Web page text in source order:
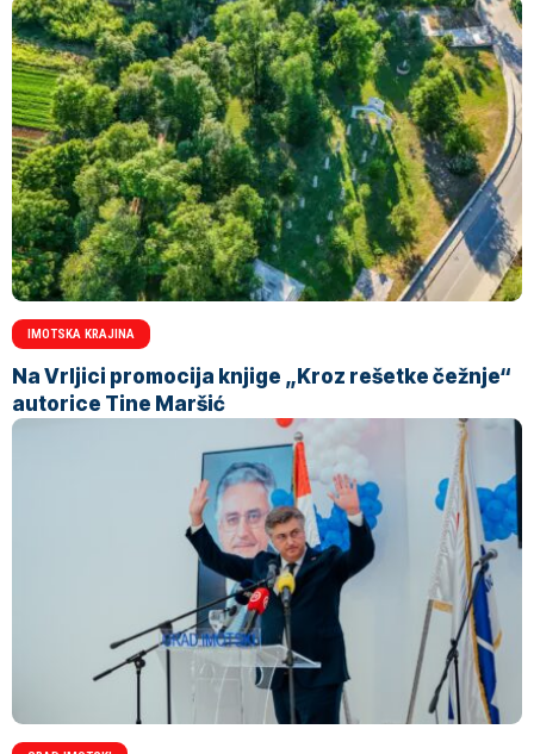
IMOTSKA KRAJINA
Na Vrljici promocija knjige „Kroz rešetke čežnje“
autorice Tine Maršić